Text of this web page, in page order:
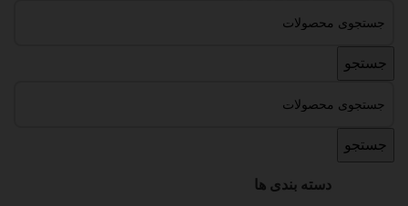
جستجو
جستجو
دسته بندی ها